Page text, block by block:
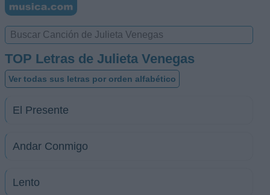
TOP Letras de Julieta Venegas
Ver todas sus letras por orden alfabético
El Presente
Andar Conmigo
Lento